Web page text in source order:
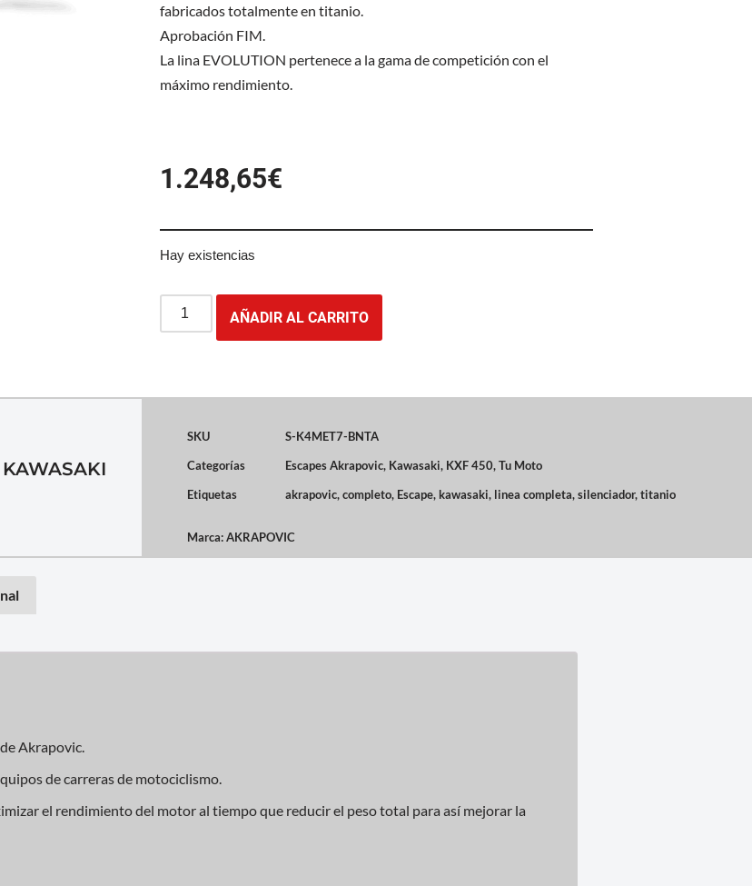
fabricados totalmente en titanio.
Aprobación FIM.
La lina EVOLUTION pertenece a la gama de competición con el
máximo rendimiento.
1.248,65€
Hay existencias
AÑADIR AL CARRITO
SKU
S-K4MET7-BNTA
Categorías
Escapes Akrapovic, Kawasaki, KXF 450,Tu Moto
Etiquetas
akrapovic,completo, Escape, kawasaki, linea completa,silenciador,titanio
Marca:AKRAPOVIC
Akrapovic.
de carreras de motociclismo.
el rendimiento del motor al tiempo que reducir el peso total para así mejorar la